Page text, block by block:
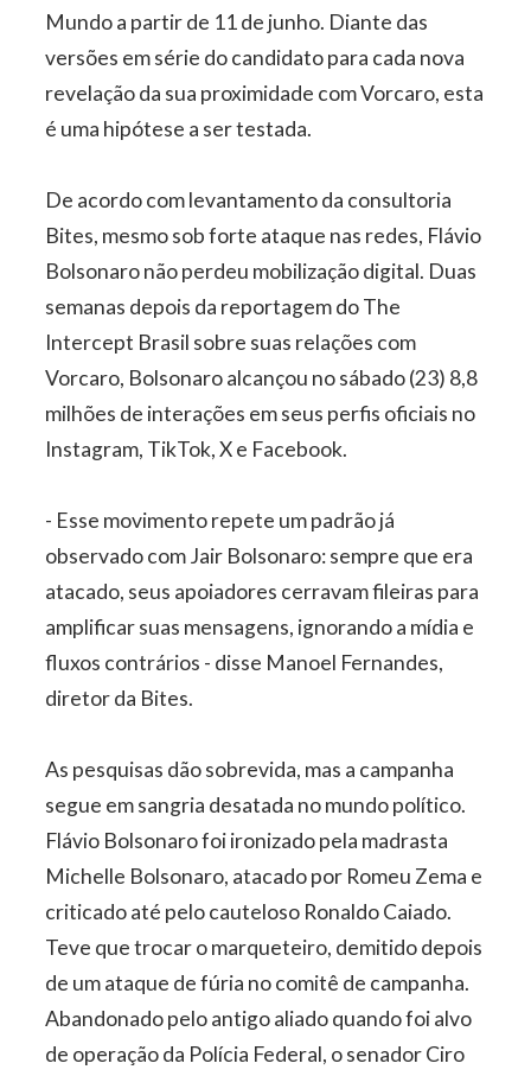
Mundo a partir de 11 de junho. Diante das
versões em série do candidato para cada nova
revelação da sua proximidade com Vorcaro, esta
é uma hipótese a ser testada.
De acordo com levantamento da consultoria
Bites, mesmo sob forte ataque nas redes, Flávio
Bolsonaro não perdeu mobilização digital. Duas
semanas depois da reportagem do The
Intercept Brasil sobre suas relações com
Vorcaro, Bolsonaro alcançou no sábado (23) 8,8
milhões de interações em seus perfis oficiais no
Instagram, TikTok, X e Facebook.
- Esse movimento repete um padrão já
observado com Jair Bolsonaro: sempre que era
atacado, seus apoiadores cerravam fileiras para
amplificar suas mensagens, ignorando a mídia e
fluxos contrários - disse Manoel Fernandes,
diretor da Bites.
As pesquisas dão sobrevida, mas a campanha
segue em sangria desatada no mundo político.
Flávio Bolsonaro foi ironizado pela madrasta
Michelle Bolsonaro, atacado por Romeu Zema e
criticado até pelo cauteloso Ronaldo Caiado.
Teve que trocar o marqueteiro, demitido depois
de um ataque de fúria no comitê de campanha.
Abandonado pelo antigo aliado quando foi alvo
de operação da Polícia Federal, o senador Ciro